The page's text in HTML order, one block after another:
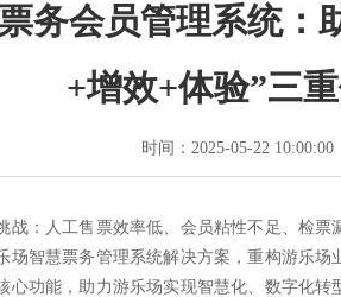
务会员管理系统：
+增效+体验”三
时间：2025-05-22 10:00:00
战：人工售票效率低、会员粘性不足、检
场智慧票务管理系统解决方案，重构游乐
心功能，助力游乐场实现智慧化、数字化转